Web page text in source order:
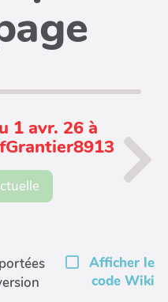
1 avr. 26 à
Afficher le
code Wiki